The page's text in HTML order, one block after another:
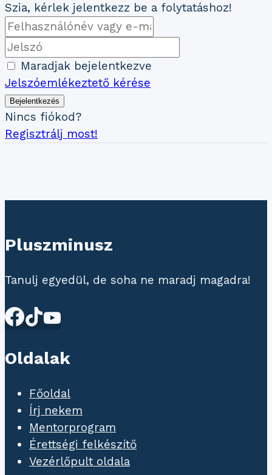
Szia, kérlek jelentkezz be a folytatáshoz!
Maradjak bejelentkezve
Jelszóemlékeztető kérése
Bejelentkezés
Nincs fiókod?
Regisztrálj most!
Pluszminusz
Tanulj egyedül, de soha ne maradj magadra!
Oldalak
Főoldal
Írj nekem
Mentorprogram
Érettségi felkészítő
Vezérlőpult oldala